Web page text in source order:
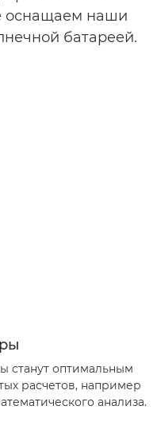
оснащаем наши
батареей.
станут оптимальным
расчетов, например
анализа.